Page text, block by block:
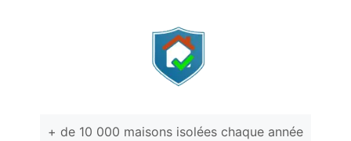
+ de 10 000 maisons isolées chaque année